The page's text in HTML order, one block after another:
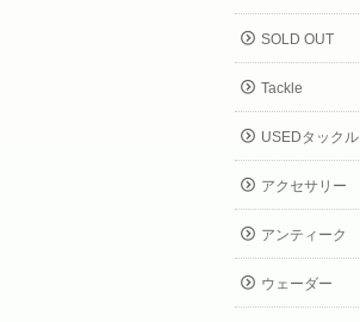
SOLD OUT
Tackle
USEDタックル
アクセサリー
アンティーク
ウェーダー